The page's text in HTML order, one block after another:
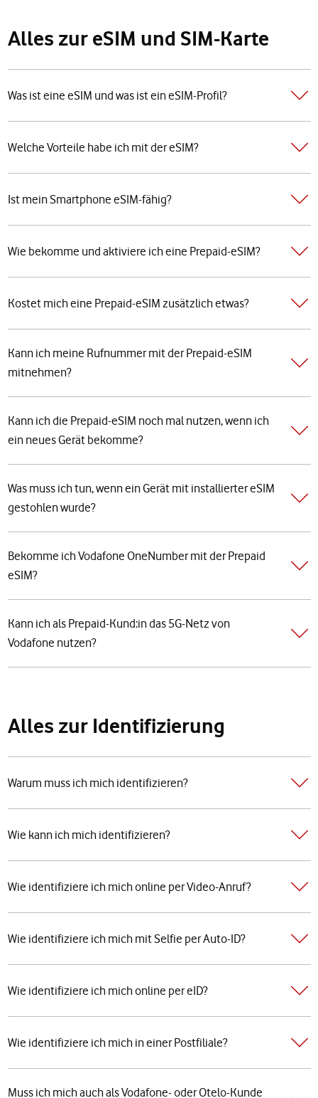
Alles zur eSIM und SIM-Karte
Was ist eine eSIM und was ist ein eSIM-Profil?
Welche Vorteile habe ich mit der eSIM?
Ist mein Smartphone eSIM-fähig?
Wie bekomme und aktiviere ich eine Prepaid-eSIM?
Kostet mich eine Prepaid-eSIM zusätzlich etwas?
Kann ich meine Rufnummer mit der Prepaid-eSIM
mitnehmen?
Kann ich die Prepaid-eSIM noch mal nutzen, wenn ich
ein neues Gerät bekomme?
Was muss ich tun, wenn ein Gerät mit installierter eSIM
gestohlen wurde?
Bekomme ich Vodafone OneNumber mit der Prepaid
eSIM?
Kann ich als Prepaid-Kund:in das 5G-Netz von
Vodafone nutzen?
Alles zur Identifizierung
Warum muss ich mich identifizieren?
Wie kann ich mich identifizieren?
Wie identifiziere ich mich online per Video-Anruf?
Wie identifiziere ich mich mit Selfie per Auto-ID?
Wie identifiziere ich mich online per eID?
Wie identifiziere ich mich in einer Postfiliale?
Muss ich mich auch als Vodafone- oder Otelo-Kunde